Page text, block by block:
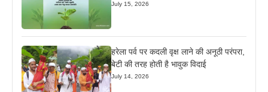
July 15, 2026
हरेला पर्व पर कदली वृक्ष लाने की अनूठी परंपरा,
बेटी की तरह होती है भावुक विदाई
July 14, 2026